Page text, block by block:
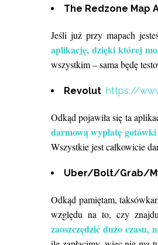
The Redzone Map
Jeśli już przy mapach
aplikację, dzięki której
wszystkim – sama będę
Revolut https://
Odkąd pojawiła się ta
darmową wypłatę
Wszystkie jest całkowicie
Uber/Bolt/Grab/
Odkąd pamiętam,
względu na to, czy
zaoszczędzić dużo czasu,